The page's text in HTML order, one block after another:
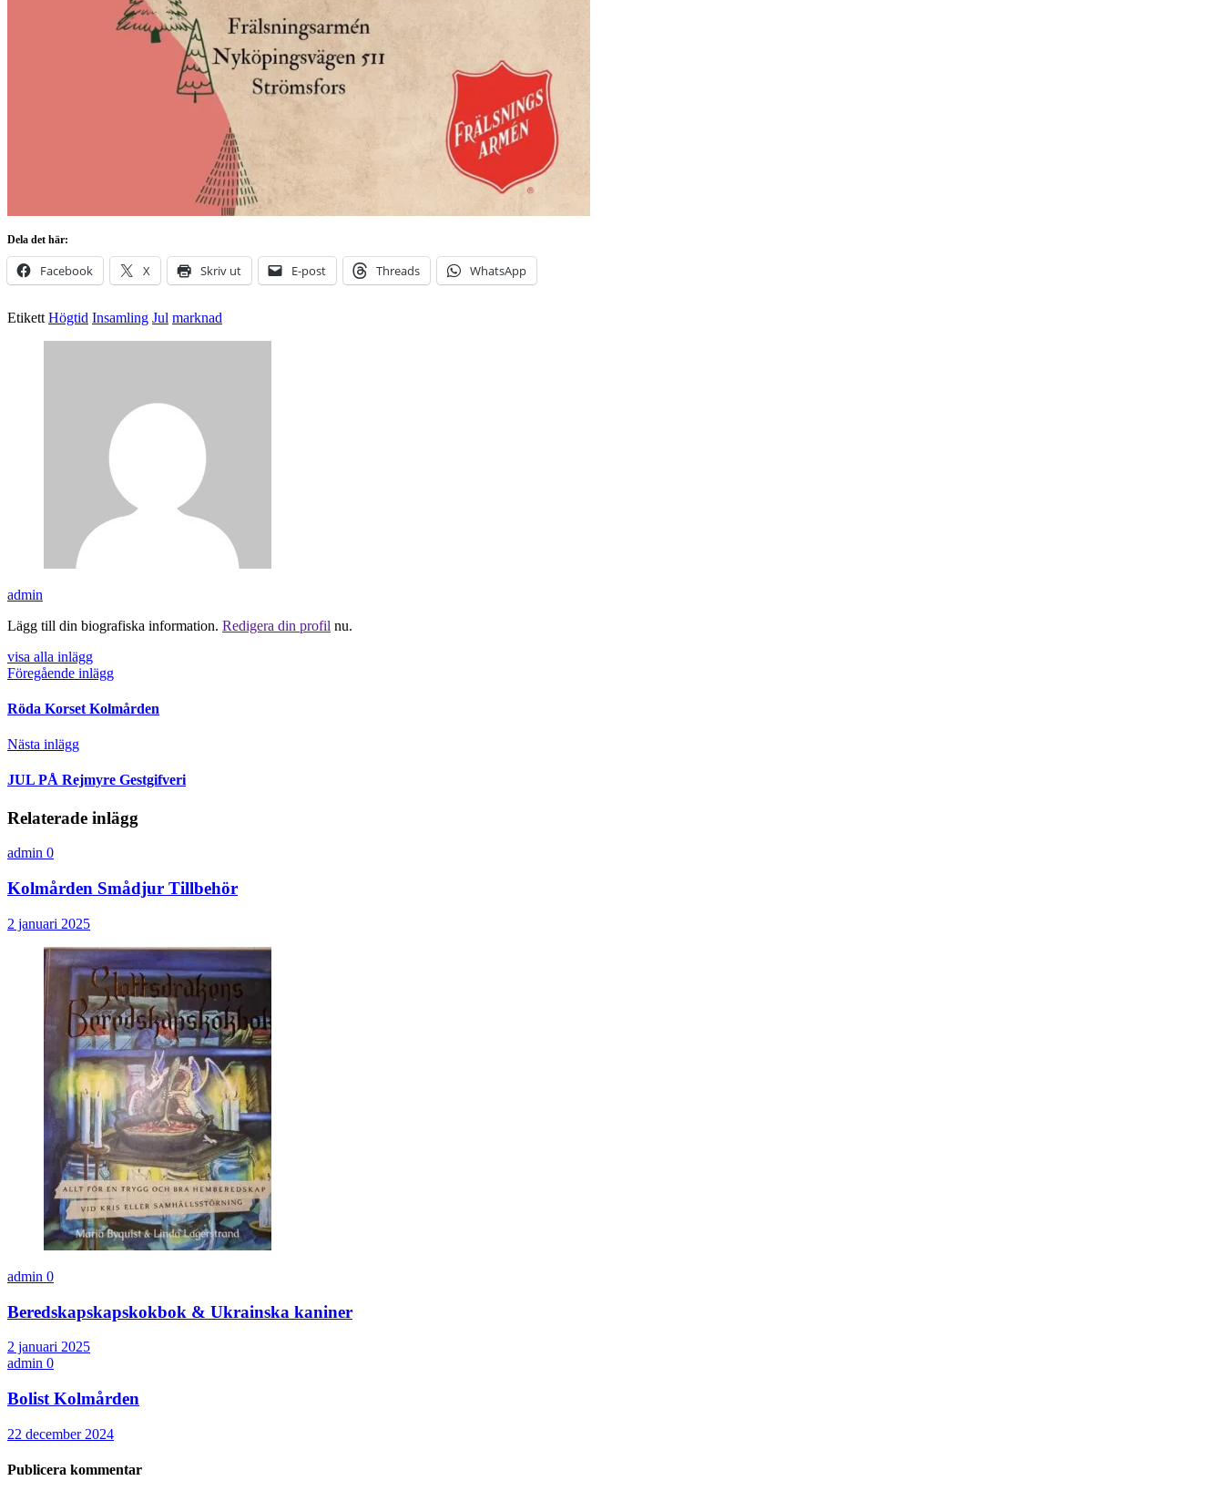
Dela det här:
Facebook X Skriv ut E-post Threads WhatsApp
Etikett Högtid Insamling Jul marknad
admin
Lägg till din biografiska information. Redigera din profil nu.
visa alla inlägg
Föregående inlägg
Röda Korset Kolmården
Nästa inlägg
JUL PÅ Rejmyre Gestgifveri
Relaterade inlägg
admin 0
Kolmården Smådjur Tillbehör
2 januari 2025
admin 0
Beredskapskapskokbok & Ukrainska kaniner
2 januari 2025
admin 0
Bolist Kolmården
22 december 2024
Publicera kommentar